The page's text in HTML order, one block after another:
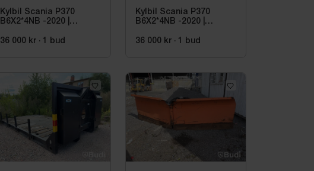
Kylbil Scania P370
B6X2*4NB -2020 |
36 000 kr · 1 bud
Kylbil Scania P370
B6X2*4NB -2020 |
36 000 kr · 1 bud